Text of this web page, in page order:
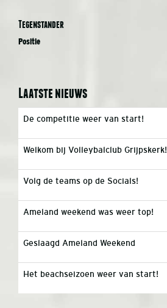
Tegenstander
Positie
Laatste nieuws
De competitie weer van start!
Welkom bij Volleybalclub Grijpskerk!
Volg de teams op de Socials!
Ameland weekend was weer top!
Geslaagd Ameland Weekend
Het beachseizoen weer van start!